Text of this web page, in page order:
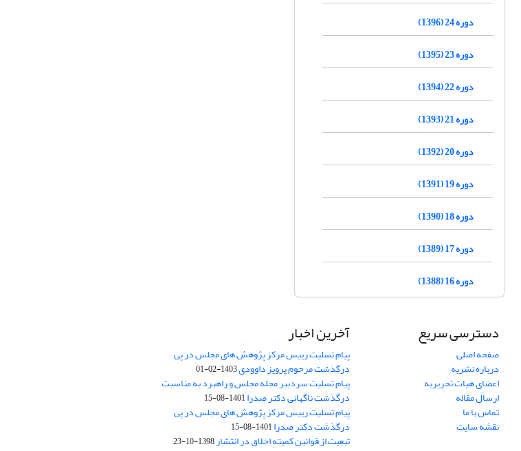
دوره 24 (1396)
دوره 23 (1395)
دوره 22 (1394)
دوره 21 (1393)
دوره 20 (1392)
دوره 19 (1391)
دوره 18 (1390)
دوره 17 (1389)
دوره 16 (1388)
دسترسی سریع
صفحه اصلی
درباره نشریه
اعضای هیات تحریریه
ارسال مقاله
تماس با ما
نقشه سایت
آخرین اخبار
پیام تسلیت رییس مرکز پژوهش های مجلس در پی
درگذشت مرحوم پرویز داوودی1403-02-01
پیام تسلیت سردبیر مجله مجلس و راهبرد به مناسبت
درگذشت ناگهانی دکتر صدرا1401-08-15
پیام تسلیت رییس مرکز پژوهش های مجلس در پی
درگذشت دکتر صدرا1401-08-15
تبعیت از قوانین کمیته اخلاق در انتشار1398-10-23